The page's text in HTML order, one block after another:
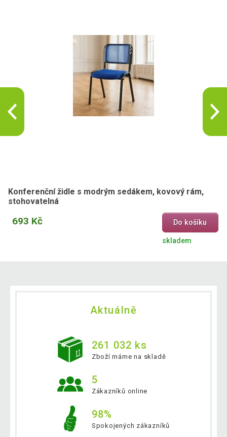
Konferenční židle s modrým sedákem, kovový rám,
stohovatelná
693 Kč Do košíku
skladem
Aktuálně
261 032 ks
Zboží máme na skladě
5
Zákazníků online
98%
Spokojených zákazníků